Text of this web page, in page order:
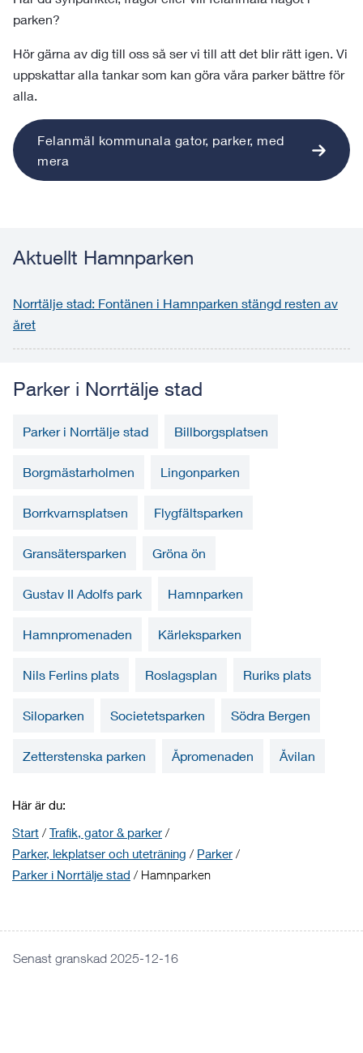
parken?
Hör gärna av dig till oss så ser vi till att det blir rätt igen. Vi
uppskattar alla tankar som kan göra våra parker bättre för
alla.
Felanmäl kommunala gator, parker, med
mera
Aktuellt Hamnparken
Norrtälje stad: Fontänen i Hamnparken stängd resten av
året
Parker i Norrtälje stad
Parker i Norrtälje stad Billborgsplatsen
Borgmästarholmen Lingonparken
Borrkvarnsplatsen Flygfältsparken
Gransätersparken Gröna ön
Gustav II Adolfs park Hamnparken
Hamnpromenaden Kärleksparken
Nils Ferlins plats Roslagsplan Ruriks plats
Siloparken Societetsparken Södra Bergen
Zetterstenska parken Åpromenaden Åvilan
Här är du:
Start / Trafik, gator & parker /
Parker, lekplatser och uteträning / Parker /
Parker i Norrtälje stad / Hamnparken
Senast granskad 2025-12-16